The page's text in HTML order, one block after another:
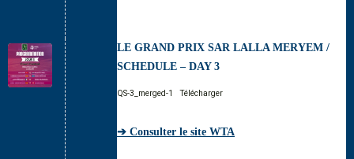
LE GRAND PRIX SAR LALLA MERYEM /
SCHEDULE – DAY 3
QS-3_merged-1 Télécharger
➔ Consulter le site WTA